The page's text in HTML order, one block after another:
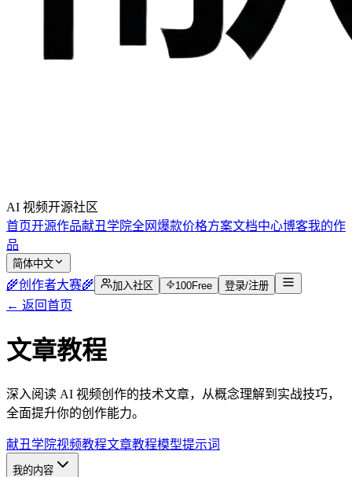
AI 视频开源社区
首页开源作品献丑学院全网爆款价格方案文档中心博客我的作
品
简体中文
🌾创作者大赛🌾 加入社区 100Free 登录/注册
← 返回首页
文章教程
深入阅读 AI 视频创作的技术文章，从概念理解到实战技巧，
全面提升你的创作能力。
献丑学院视频教程文章教程模型提示词
我的内容